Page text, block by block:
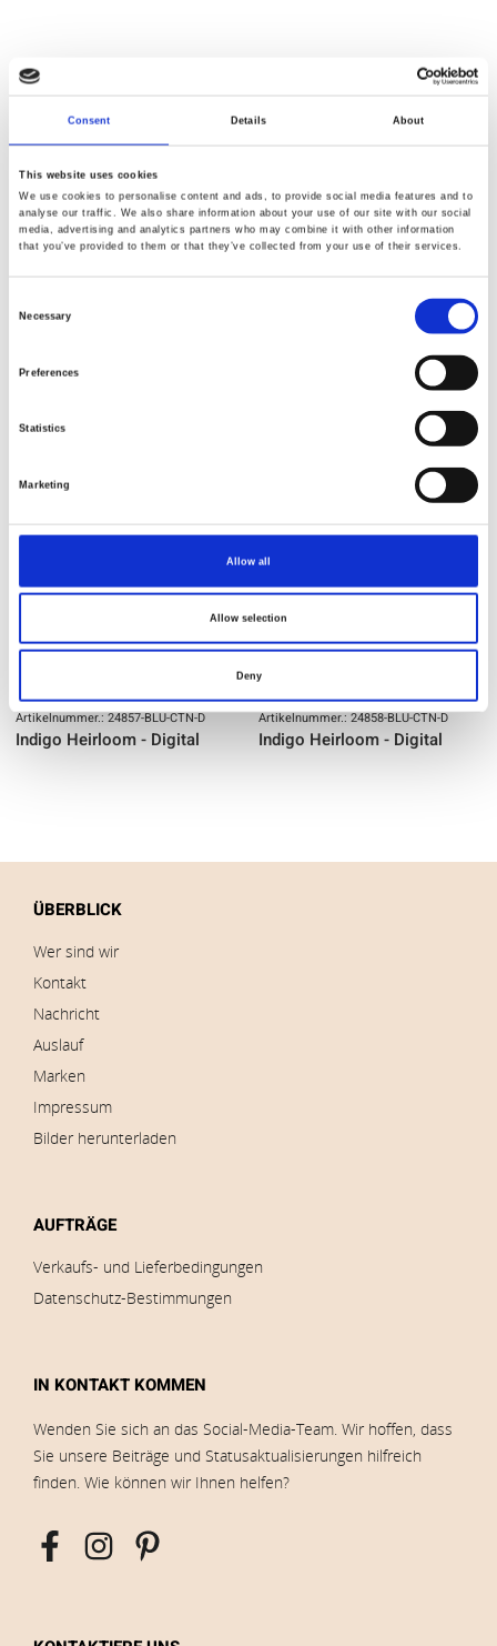
Consent Details About
This website uses cookies
We use cookies to personalise content and ads, to provide social media features and to
analyse our traffic. We also share information about your use of our site with our social
media, advertising and analytics partners who may combine it with other information
that you’ve provided to them or that they’ve collected from your use of their services.
Necessary
Preferences
Statistics
Marketing
Allow all
Allow selection
Deny
NEU
Artikelnummer.: 24855-NVY-CTN-D
NEU
Artikelnummer.: 24856-WHT-CTN-D
NEU
Artikelnummer.: 24857-BLU-CTN-D
Indigo Heirloom - Digital
Artikelnummer.: 24858-BLU-CTN-D
Indigo Heirloom - Digital
ÜBERBLICK
Wer sind wir
Kontakt
Nachricht
Auslauf
Marken
Impressum
Bilder herunterladen
AUFTRÄGE
Verkaufs- und Lieferbedingungen
Datenschutz-Bestimmungen
IN KONTAKT KOMMEN
Wenden Sie sich an das Social-Media-Team. Wir hoffen, dass
Sie unsere Beiträge und Statusaktualisierungen hilfreich
finden. Wie können wir Ihnen helfen?